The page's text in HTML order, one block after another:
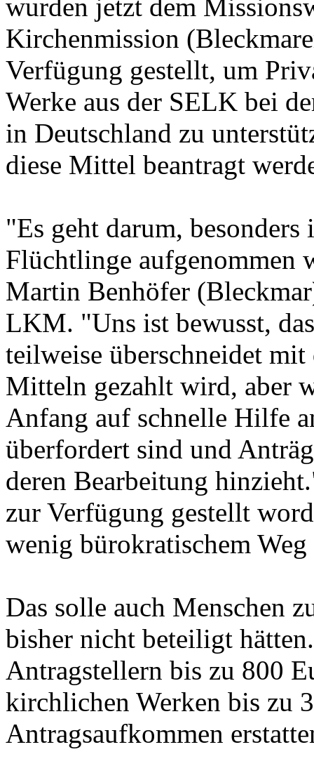
wurden jetzt dem
Kirchenmission
Verfügung gestellt, um
Werke aus der SELK bei
in Deutschland zu
diese Mittel beantragt
"Es geht darum,
Flüchtlinge aufgenommen
Martin Benhöfer
LKM. "Uns ist bewusst,
teilweise überschneidet
Mitteln gezahlt wird, aber
Anfang auf schnelle Hilfe
überfordert sind und
deren Bearbeitung
zur Verfügung gestellt
wenig bürokratischem
Das solle auch Menschen
bisher nicht beteiligt
Antragstellern bis zu 800
kirchlichen Werken bis zu
Antragsaufkommen